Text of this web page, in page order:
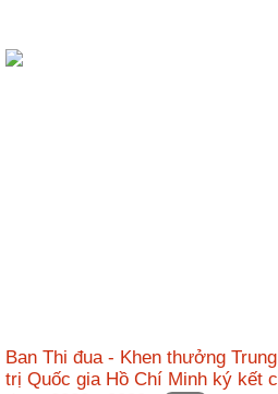
Ban Thi đua - Khen thưởng
trị Quốc gia Hồ Chí Minh ký kết